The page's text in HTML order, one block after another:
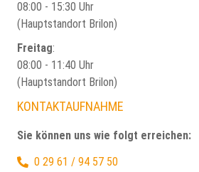
08:00 - 15:30 Uhr
(Hauptstandort Brilon)
Freitag:
08:00 - 11:40 Uhr
(Hauptstandort Brilon)
KONTAKTAUFNAHME
Sie können uns wie folgt erreichen:
0 29 61 / 94 57 50